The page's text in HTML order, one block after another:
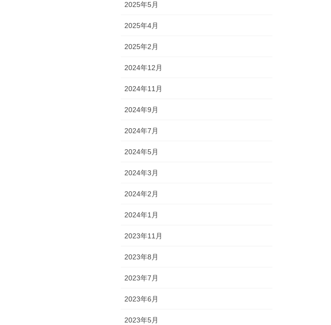
2025年5月
2025年4月
2025年2月
2024年12月
2024年11月
2024年9月
2024年7月
2024年5月
2024年3月
2024年2月
2024年1月
2023年11月
2023年8月
2023年7月
2023年6月
2023年5月